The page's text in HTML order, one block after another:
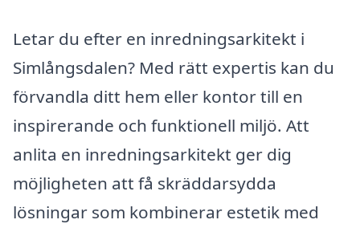
Letar du efter en inredningsarkitekt i
Simlångsdalen? Med rätt expertis kan du
förvandla ditt hem eller kontor till en
inspirerande och funktionell miljö. Att
anlita en inredningsarkitekt ger dig
möjligheten att få skräddarsydda
lösningar som kombinerar estetik med